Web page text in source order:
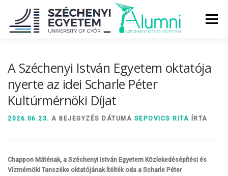
tartalomhoz
Menü
DIPLOMAÁTADÓ DIPLOMÁN TÚL
A Széchenyi István Egyetem oktatója
nyerte az idei Scharle Péter
Kultúrmérnöki Díjat
2026.06.23. A BEJEGYZÉS DÁTUMA SEPOVICS RITA ÍRTA
Chappon Máténak, a Széchenyi István Egyetem Közlekedésépítési és
Vízmérnöki Tanszéke oktatójának ítélték oda a Scharle Péter